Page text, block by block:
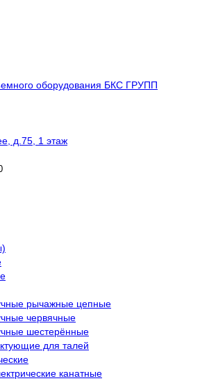
д.75, 1 этаж
рычажные цепные
червячные
шестерённые
для талей
канатные